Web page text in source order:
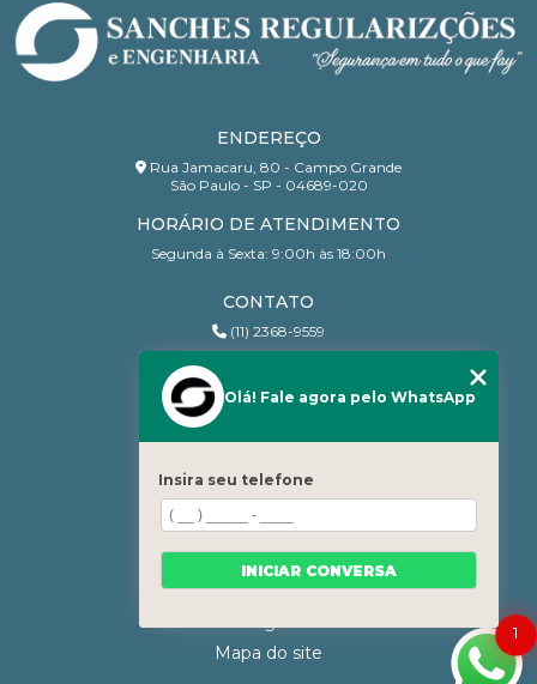
ENDEREÇO
Rua Jamacaru, 80 - Campo Grande
São Paulo - SP - 04689-020
HORÁRIO DE ATENDIMENTO
Segunda à Sexta: 9:00h às 18:00h
CONTATO
(11) 2368-9559
contato@sanchesri.com.br
Quem Somos
Blog
Serviços
Contato
Mapa do site
1
Olá! Fale agora pelo WhatsApp
Insira seu telefone
INICIAR CONVERSA